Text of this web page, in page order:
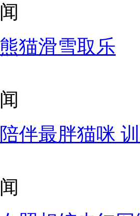
猫滑雪取乐
伴最胖猫咪